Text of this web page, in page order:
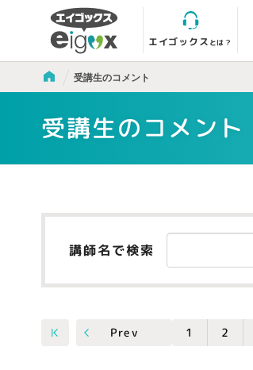
エイゴックス とは？
受講生のコメント
受講生のコメント
講師名で検索
Prev 1 2